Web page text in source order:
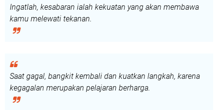
Ingatlah, kesabaran ialah kekuatan yang akan membawa
kamu melewati tekanan.
Saat gagal, bangkit kembali dan kuatkan langkah, karena
kegagalan merupakan pelajaran berharga.